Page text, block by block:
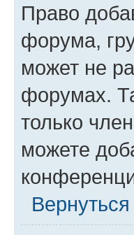
Право
форума,
может не
форумах.
только
можете